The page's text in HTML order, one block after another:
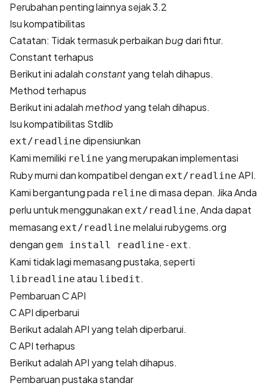
Perubahan penting lainnya sejak 3.2
Isu kompatibilitas
Catatan: Tidak termasuk perbaikanbugdari fitur.
Constant terhapus
Berikut ini adalah constantyang telah dihapus.
Method terhapus
Berikut ini adalahmethodyang telah dihapus.
Isu kompatibilitas Stdlib
ext/readline dipensiunkan
Kami memiliki reline yang merupakan implementasi
Ruby murni dan kompatibel dengan ext/readline API.
Kami bergantung pada reline di masa depan. Jika Anda
perlu untuk menggunakan ext/readline, Anda dapat
memasang ext/readline melalui rubygems.org
dengan gem install readline-ext .
Kami tidak lagi memasang pustaka, seperti
libreadline atau libedit .
Pembaruan C API
C API diperbarui
Berikut adalah API yang telah diperbarui.
C API terhapus
Berikut adalah API yang telah dihapus.
Pembaruan pustaka standar